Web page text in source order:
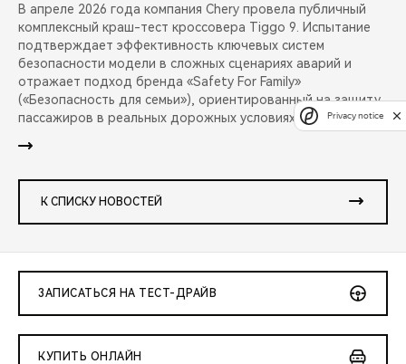
В апреле 2026 года компания Chery провела публичный
комплексный краш-тест кроссовера Tiggo 9. Испытание
подтверждает эффективность ключевых систем
безопасности модели в сложных сценариях аварий и
отражает подход бренда «Safety For Family»
(«Безопасность для семьи»), ориентированный на защиту
пассажиров в реальных дорожных условиях.
К СПИСКУ НОВОСТЕЙ
ЗАПИСАТЬСЯ НА ТЕСТ-ДРАЙВ
КУПИТЬ ОНЛАЙН
Privacy notice